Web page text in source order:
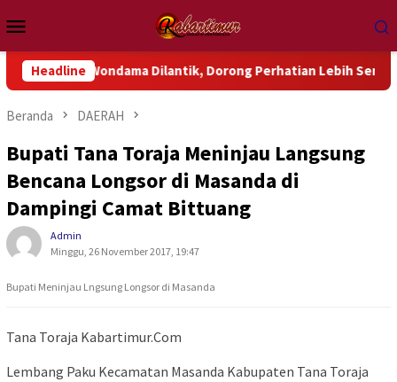
ke
kontenMobile
Headline
Wondama Dilantik, Dorong Perhatian Lebih Serius Terhadap
Beranda DAERAH
Bupati Tana Toraja Meninjau Langsung
Bencana Longsor di Masanda di
Dampingi Camat Bittuang
Admin
Minggu, 26 November 2017, 19:47
Bupati Meninjau Lngsung Longsor di Masanda
Tana Toraja Kabartimur.Com
Lembang Paku Kecamatan Masanda Kabupaten Tana Toraja